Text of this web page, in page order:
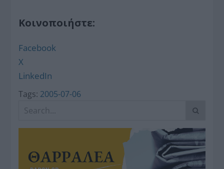
Κοινοποιήστε:
Facebook
X
LinkedIn
Tags: 2005-07-06